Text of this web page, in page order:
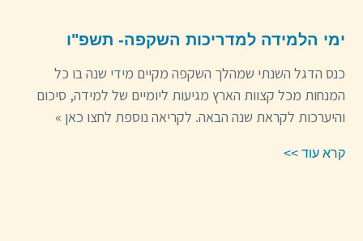
ימי הלמידה למדריכות השקפה- תשפ"ו
כנס הדגל השנתי שמהלך השקפה מקיים מידי שנה בו כל
המנחות מכל קצוות הארץ מגיעות ליומיים של למידה, סיכום
והיערכות לקראת שנה הבאה. לקריאה נוספת לחצו כאן »
קרא עוד >>